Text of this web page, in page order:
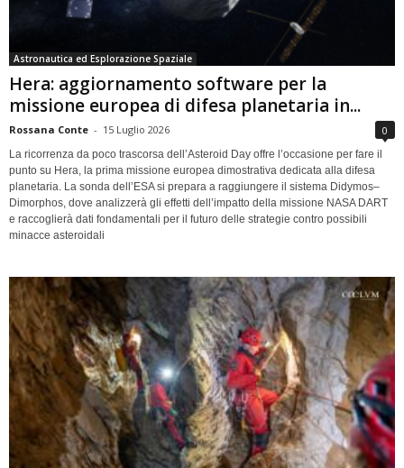
Astronautica ed Esplorazione Spaziale
Hera: aggiornamento software per la
missione europea di difesa planetaria in...
Rossana Conte - 15 Luglio 2026 0
La ricorrenza da poco trascorsa dell’Asteroid Day offre l’occasione per fare il
punto su Hera, la prima missione europea dimostrativa dedicata alla difesa
planetaria. La sonda dell’ESA si prepara a raggiungere il sistema Didymos–
Dimorphos, dove analizzerà gli effetti dell’impatto della missione NASA DART
e raccoglierà dati fondamentali per il futuro delle strategie contro possibili
minacce asteroidali